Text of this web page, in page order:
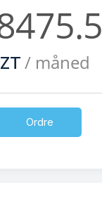
/ måned
Ordre